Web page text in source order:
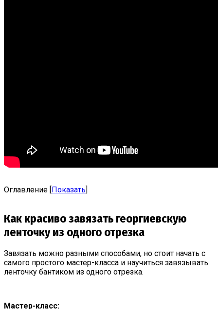
Оглавление [Показать]
Как красиво завязать георгиевскую
ленточку из одного отрезка
Завязать можно разными способами, но стоит начать с
самого простого мастер-класса и научиться завязывать
ленточку бантиком из одного отрезка.
Мастер-класс: